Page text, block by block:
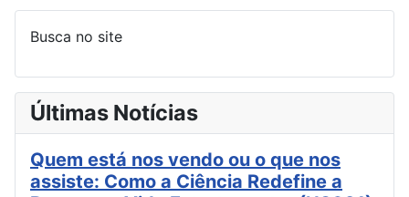
Busca no site
Últimas Notícias
Quem está nos vendo ou o que nos
assiste: Como a Ciência Redefine a